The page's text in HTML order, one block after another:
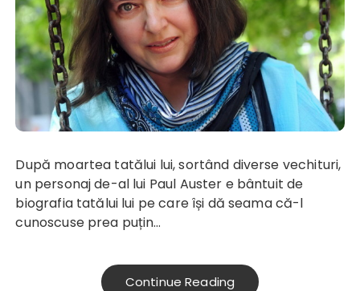
După moartea tatălui lui, sortând diverse vechituri,
un personaj de-al lui Paul Auster e bântuit de
biografia tatălui lui pe care își dă seama că-l
cunoscuse prea puțin…
Continue Reading